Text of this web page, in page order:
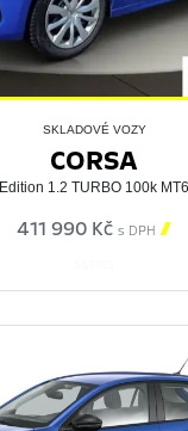
SKLADOVÉ VOZY
CORSA
Edition 1.2 TURBO 100k MT6
411 990 Kč s DPH 